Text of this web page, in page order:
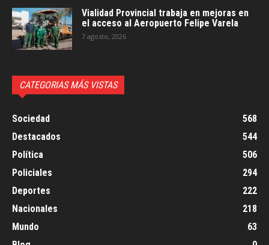
Vialidad Provincial trabaja en mejoras en
el acceso al Aeropuerto Felipe Varela
7 agosto, 2026
CATEGORIAS MÁS VISTAS
Sociedad
568
Destacados
544
Política
506
Policiales
294
Deportes
222
Nacionales
218
Mundo
63